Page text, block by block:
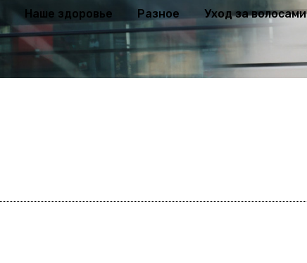
Наше здоровье Разное Уход за волосами